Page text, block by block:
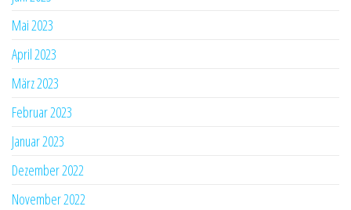
Mai 2023
April 2023
März 2023
Februar 2023
Januar 2023
Dezember 2022
November 2022